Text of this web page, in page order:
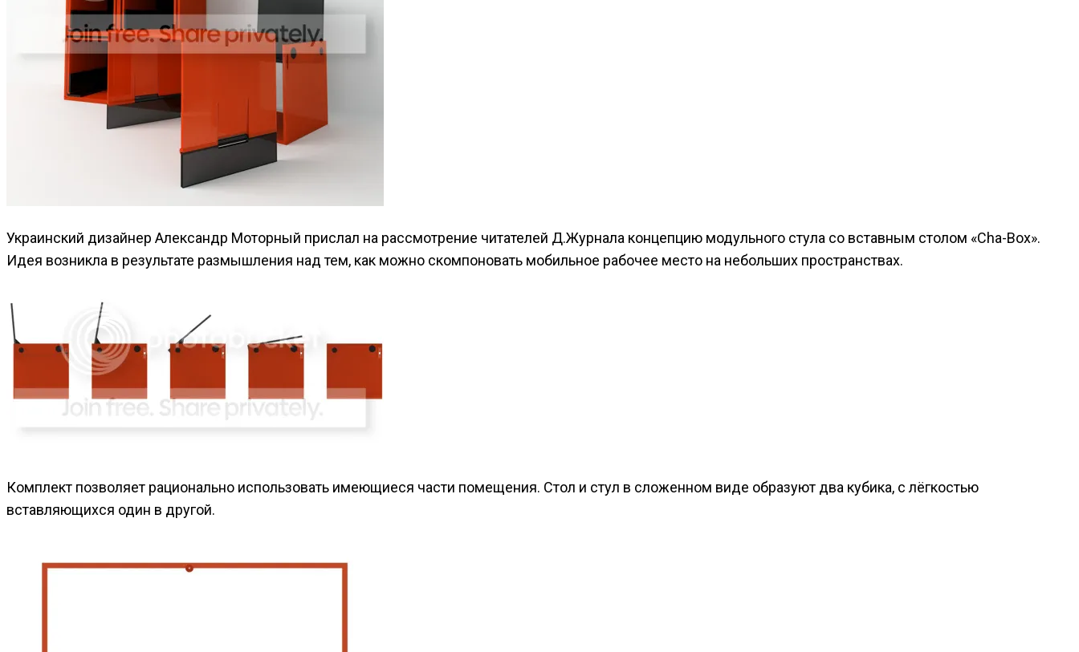
Украинский дизайнер Александр Моторный прислал на рассмотрение читателей Д.Журнала концепцию модульного стула со вставным столом «Cha-Box».
Идея возникла в результате размышления над тем, как можно скомпоновать мобильное рабочее место на небольших пространствах.
Комплект позволяет рационально использовать имеющиеся части помещения. Стол и стул в сложенном виде образуют два кубика, с лёгкостью
вставляющихся один в другой.